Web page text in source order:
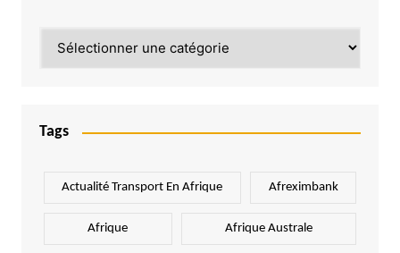
Tags
Actualité Transport En Afrique Afreximbank
Afrique Afrique Australe